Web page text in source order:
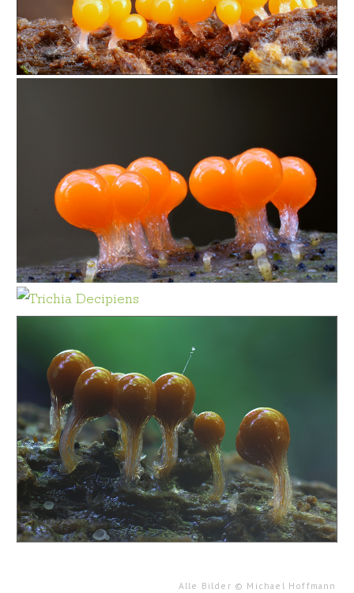
Alle Bilder © Michael Hoffmann